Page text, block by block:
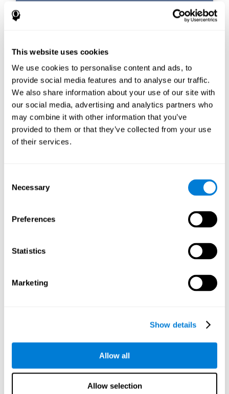
This website uses cookies
We use cookies to personalise content and ads, to
provide social media features and to analyse our traffic.
We also share information about your use of our site with
our social media, advertising and analytics partners who
may combine it with other information that you’ve
provided to them or that they’ve collected from your use
of their services.
Selection
Necessary
Preferences
Statistics
Marketing
Show details
Allow all
Allow selection
pour adapter notre système à l'évolution des
demandes de trafic tout au long de la journée,
maximum performances pendant les périodes
de trafic élevé sans gaspiller les ressources du
serveur pendant les périodes de faible trafic.
AWS nous fournit non seulement des outils
fantastiques pour créer un plan de stockage
de données puissant, efficace et flexible, mais
grâce au WAF (Web Application Firewall)
d'Amazon, nous pouvons nous assurer que
nos applications Web sont à l'abri des
traitement des
données
nous pouvons affiner, filtrer et traiter les
données de nouvelles manières puissantes, ce
l'aide d'outils comme AWS Glue Crawler et
AWS Glue ETL Jobs nous permet de créer des
pour une variété d'applications internes et